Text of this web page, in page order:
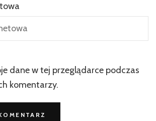
dane w tej przeglądarce podczas
komentarzy.